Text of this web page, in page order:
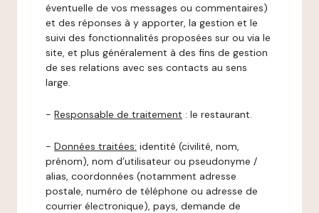
éventuelle de vos messages ou commentaires)
et des réponses à y apporter, la gestion et le
suivi des fonctionnalités proposées sur ou via le
site, et plus généralement à des fins de gestion
de ses relations avec ses contacts au sens
large.
- Responsable de traitement : le restaurant.
- Données traitées: identité (civilité, nom,
prénom), nom d’utilisateur ou pseudonyme /
alias, coordonnées (notamment adresse
postale, numéro de téléphone ou adresse de
courrier électronique), pays, demande de